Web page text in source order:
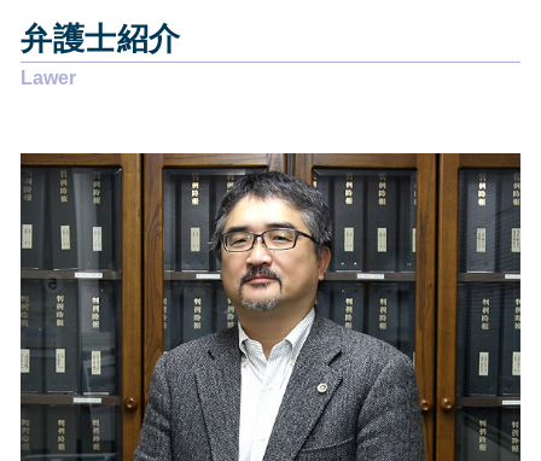
自己破産 流れ 期間
任意整理 意味ない
債務整理 デメリット
個人再生 費用
自己破産 デメリット 仕事
賃貸借契約 借主からの解約
賃貸借契約 解除 正当事由
離婚調停 別居
悪徳商法 お年寄り
離婚 強い 弁護士
悪徳商法 営業
離婚調停 弁護士
労働問題 相談 弁護士
労働問題 相談 メール
離婚 裁判
交通事故 静岡県
その他の法律問題 静岡県
交通事故 静岡市
交通事故 焼津市
企業法務 静岡県
企業法務 藤枝市
債務整理 静岡市
企業法務 焼津市
企業法務 島田市
相続 藤枝市
債務整理 島田市
交通事故 島田市
相続 焼津市
弁護士紹介